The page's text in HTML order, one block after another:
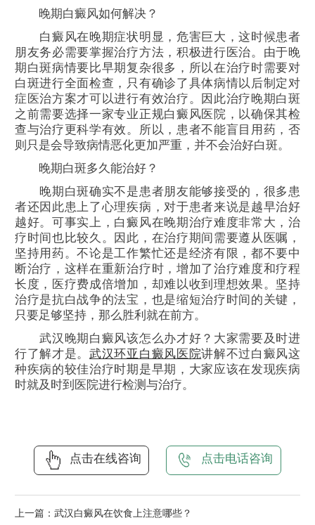
晚期白癜风如何解决？
白癜风在晚期症状明显，危害巨大，这时候患者
朋友务必需要掌握治疗方法，积极进行医治。由于晚
期白斑病情要比早期复杂很多，所以在治疗时需要对
白斑进行全面检查，只有确诊了具体病情以后制定对
症医治方案才可以进行有效治疗。因此治疗晚期白斑
之前需要选择一家专业正规白癜风医院，以确保其检
查与治疗更科学有效。所以，患者不能盲目用药，否
则只是会导致病情恶化更加严重，并不会治好白斑。
晚期白斑多久能治好？
晚期白斑确实不是患者朋友能够接受的，很多患
者还因此患上了心理疾病，对于患者来说是越早治好
越好。可事实上，白癜风在晚期治疗难度非常大，治
疗时间也比较久。因此，在治疗期间需要遵从医嘱，
坚持用药。不论是工作繁忙还是经济有限，都不要中
断治疗，这样在重新治疗时，增加了治疗难度和疗程
长度，医疗费成倍增加，却难以收到理想效果。坚持
治疗是抗白战争的法宝，也是缩短治疗时间的关键，
只要足够坚持，那么胜利就在前方。
武汉晚期白癜风该怎么办才好？ 大家需要及时进
行了解才是。武汉环亚白癜风医院讲解不过白癜风这
种疾病的较佳治疗时期是早期，大家应该在发现疾病
时就及时到医院进行检测与治疗。
点击在线咨询 点击电话咨询
上一篇： 武汉白癜风在饮食上注意哪些？